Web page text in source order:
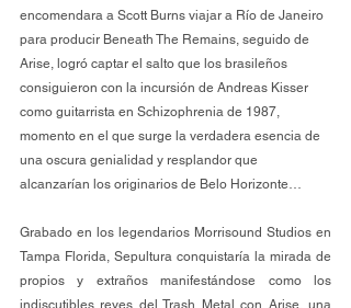
encomendara a Scott Burns viajar a Río de Janeiro
para producir Beneath The Remains, seguido de
Arise, logró captar el salto que los brasileños
consiguieron con la incursión de Andreas Kisser
como guitarrista en Schizophrenia de 1987,
momento en el que surge la verdadera esencia de
una oscura genialidad y resplandor que
alcanzarían los originarios de Belo Horizonte…
Grabado en los legendarios Morrisound Studios en
Tampa Florida, Sepultura conquistaría la mirada de
propios y extraños manifestándose como los
indiscutibles reyes del Trash Metal con Arise, una